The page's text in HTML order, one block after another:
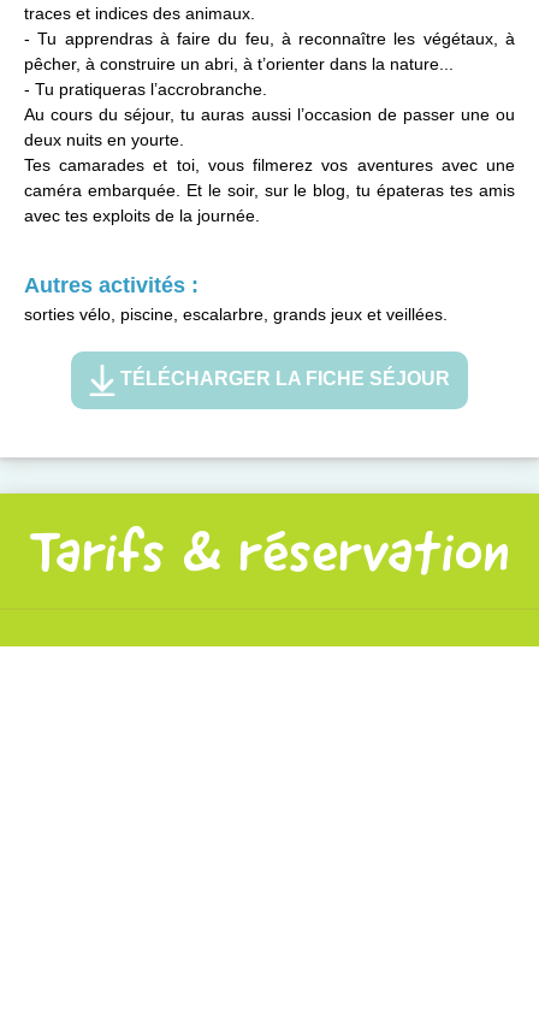
traces et indices des animaux.
- Tu apprendras à faire du feu, à reconnaître les végétaux, à
pêcher, à construire un abri, à t’orienter dans la nature...
- Tu pratiqueras l’accrobranche.
Au cours du séjour, tu auras aussi l’occasion de passer une ou
deux nuits en yourte.
Tes camarades et toi, vous filmerez vos aventures avec une
caméra embarquée. Et le soir, sur le blog, tu épateras tes amis
avec tes exploits de la journée.
Autres activités :
sorties vélo, piscine, escalarbre, grands jeux et veillées.
TÉLÉCHARGER LA FICHE SÉJOUR
Tarifs & réservation